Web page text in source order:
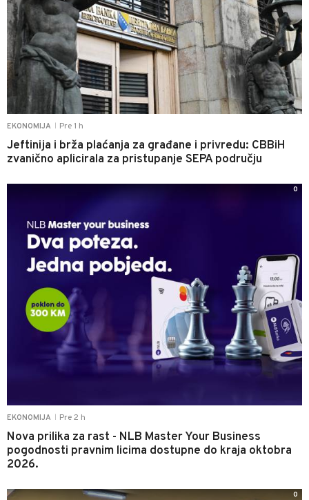
EKONOMIJA Pre 1 h
Jeftinija i brža plaćanja za građane i privredu: CBBiH
zvanično aplicirala za pristupanje SEPA području
EKONOMIJA Pre 2 h
Nova prilika za rast - NLB Master Your Business
pogodnosti pravnim licima dostupne do kraja oktobra
2026.
0
0